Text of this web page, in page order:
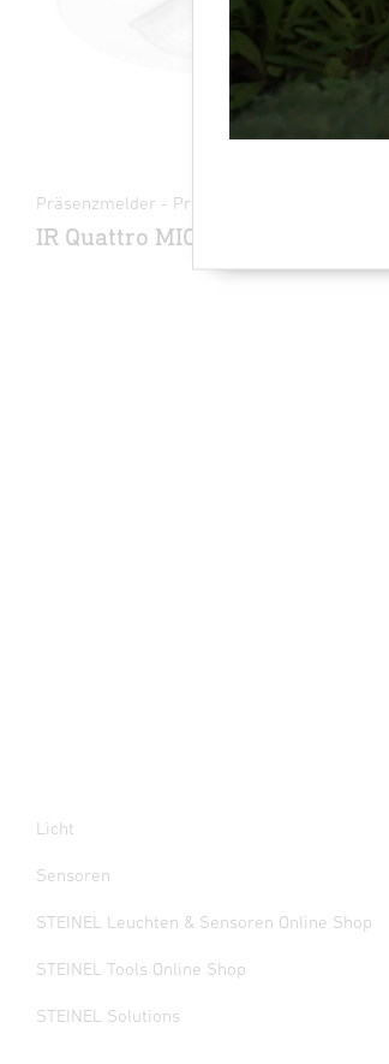
Präsenzmelder - Professional Line
IR Quattro MICRO 6m
Licht
Sensoren
STEINEL Leuchten & Sensoren Online Shop
STEINEL Tools Online Shop
STEINEL Solutions